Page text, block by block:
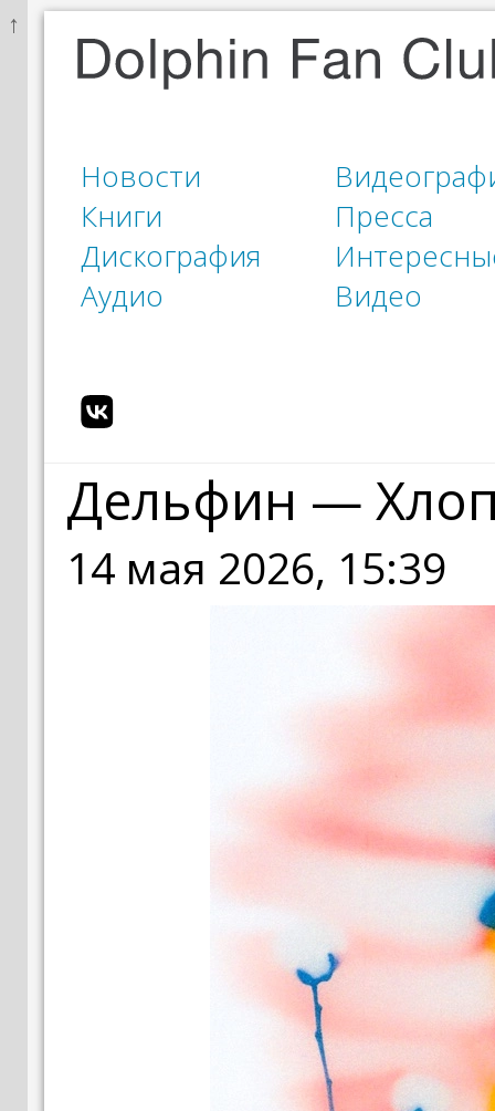
↑
Новости
Книги
Дискография
Аудио
Пресса
Видео
Дельфин —
14 мая 2026, 15:39